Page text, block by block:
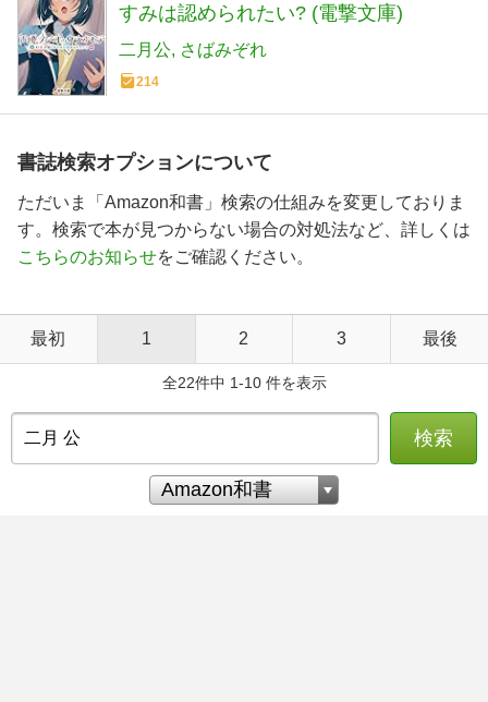
すみは認められたい? (電撃文庫)
二月公 さばみぞれ
214
書誌検索オプションについて
ただいま「Amazon和書」検索の仕組みを変更しておりま
す。検索で本が見つからない場合の対処法など、詳しくは
こちらのお知らせをご確認ください。
最初 1 2 3 最後
全22件中 1-10 件を表示
検索